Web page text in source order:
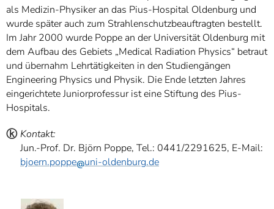
als Medizin-Physiker an das Pius-Hospital Oldenburg und
wurde später auch zum Strahlenschutzbeauftragten bestellt.
Im Jahr 2000 wurde Poppe an der Universität Oldenburg mit
dem Aufbau des Gebiets „Medical Radiation Physics“ betraut
und übernahm Lehrtätigkeiten in den Studiengängen
Engineering Physics und Physik. Die Ende letzten Jahres
eingerichtete Juniorprofessur ist eine Stiftung des Pius-
Hospitals.
ⓚ Kontakt:
Jun.-Prof. Dr. Björn Poppe, Tel.: 0441/2291625, E-Mail:
bjoern.poppe
uni-oldenburg.de